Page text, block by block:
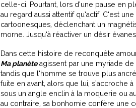
celle-ci. Pourtant, lors d’une pause en
au regard aussi attentif qu’actif. C’est
cartoonesques, déclenchant un
morne. Jusqu’à réactiver un désir
Dans cette histoire de reconquête
Ma planèteagissent par une myriade
tandis que l’homme se trouve plus
fuite en avant, alors que lui, s’accroche
sous un angle enclin à la moquerie ou
au contraire, sa bonhomie confère une